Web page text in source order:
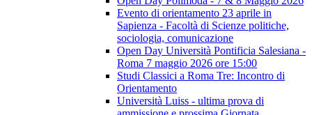
Evento di orientamento 23 aprile in
Sapienza - Facoltà di Scienze politiche,
sociologia, comunicazione
Open Day Università Pontificia Salesiana -
Roma 7 maggio 2026 ore 15:00
Studi Classici a Roma Tre: Incontro di
Orientamento
Università Luiss - ultima prova di